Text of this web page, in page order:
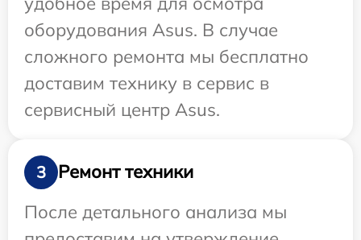
оборудования Asus. В случае
сложного ремонта мы бесплатно
доставим технику в сервис в
сервисный центр Asus.
3
Ремонт техники
После детального анализа мы